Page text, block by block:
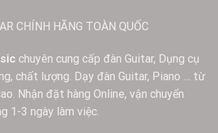
CHÍNH HÃNG TOÀN QUỐC
chuyên cung cấp đàn Guitar, Dụng cụ
chất lượng. Dạy đàn Guitar, Piano … từ
Nhận đặt hàng Online, vận chuyển
1-3 ngày làm việc.